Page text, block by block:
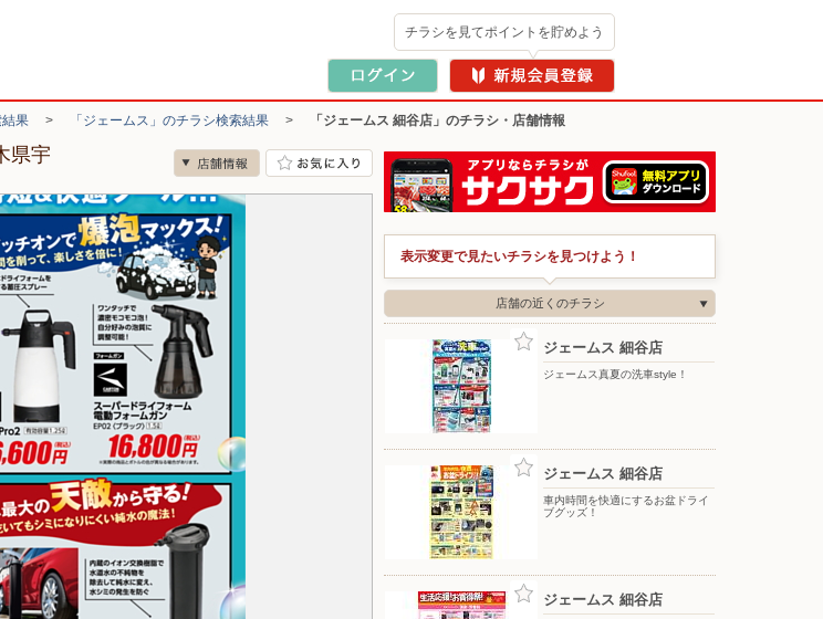
チラシを見てポイントを貯めよう
結果 > 「ジェームス」のチラシ検索結果 > 「ジェームス 細谷店」のチラシ・店舗情報
県宇
表示変更で見たいチラシを見つけよう！
店舗の近くのチラシ
ジェームス 細谷店
ジェームス真夏の洗車style！
ジェームス 細谷店
車内時間を快適にするお盆ドライ
ブグッズ！
ジェームス 細谷店